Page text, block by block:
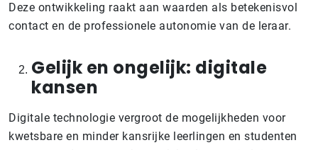
Deze ontwikkeling raakt aan waarden als betekenisvol
contact en de professionele autonomie van de leraar.
Gelijk en ongelijk: digitale
kansen
Digitale technologie vergroot de mogelijkheden voor
kwetsbare en minder kansrijke leerlingen en studenten